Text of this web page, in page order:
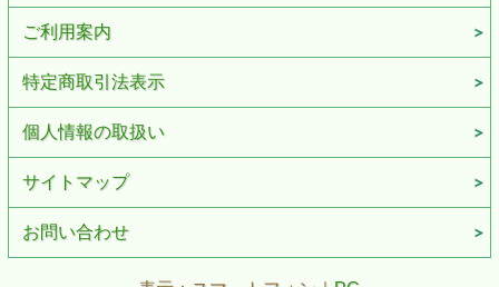
ご利用案内
特定商取引法表示
個人情報の取扱い
サイトマップ
お問い合わせ